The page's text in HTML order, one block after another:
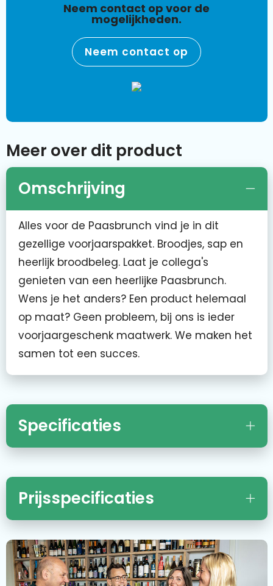
Neem contact op voor de
mogelijkheden.
Neem contact op
Meer over dit product
Omschrijving
Alles voor de Paasbrunch vind je in dit
gezellige voorjaarspakket. Broodjes, sap en
heerlijk broodbeleg. Laat je collega's
genieten van een heerlijke Paasbrunch.
Wens je het anders? Een product helemaal
op maat? Geen probleem, bij ons is ieder
voorjaargeschenk maatwerk. We maken het
samen tot een succes.
Specificaties
Prijsspecificaties